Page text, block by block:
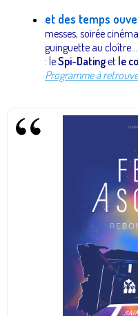
et des temps
messes, soirée
guinguette au
: leSpi-Datinget le
Programme à